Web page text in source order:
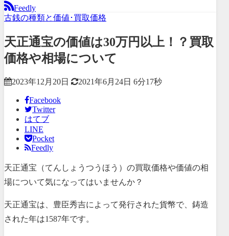
Feedly
古銭の種類と価値･買取価格
天正通宝の価値は30万円以上！？買取
価格や相場について
2023年12月20日 2021年6月24日 6分17秒
Facebook
Twitter
はてブ
LINE
Pocket
Feedly
天正通宝（てんしょうつうほう）の買取価格や価値の相
場について気になってはいませんか？
天正通宝は、豊臣秀吉によって発行された貨幣で、鋳造
された年は1587年です。